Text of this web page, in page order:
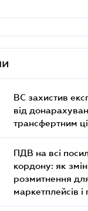
ВС захистив
від
трансфертним
ПДВ на всі
кордону: як
розмитнення
маркетплейсів